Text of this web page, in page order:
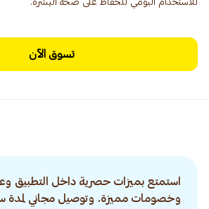
للاستخدام اليومي للحفاظ على صحة البشرة.
تسوق الآن
استمتع بميزات حصرية داخل التطبيق
وخصومات مميزة. وتوصيل مجاني لمدة